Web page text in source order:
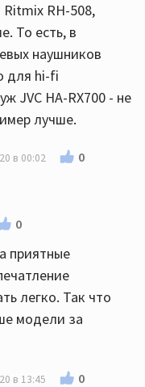
RH-508,
То есть, в
наушников
для hi-fi
JVC HA-RX700 - не
лучше.
в 00:02 0
0
приятные
легко. Так что
модели за
в 13:45 0